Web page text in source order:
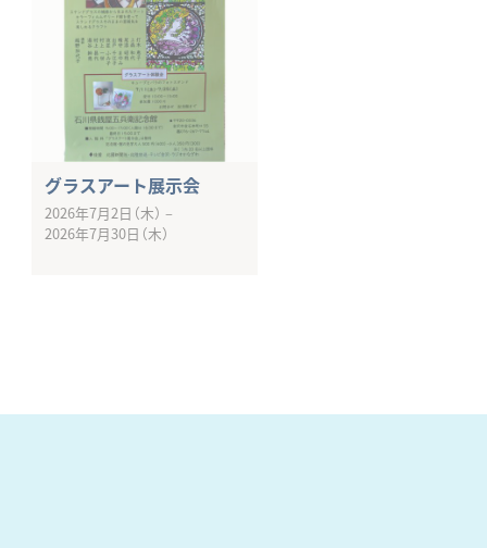
グラスアート展示会
2026年7月2日（木） –
2026年7月30日（木）